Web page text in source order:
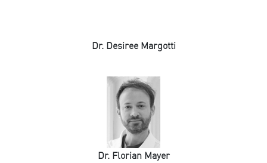
Dr. Desiree Margotti
Dr. Florian Mayer